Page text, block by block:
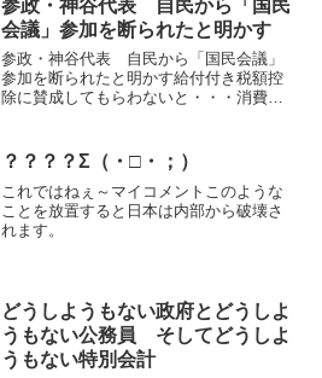
参政・神谷代表 自民から「国民
会議」参加を断られたと明かす
参政・神谷代表 自民から「国民会議」
参加を断られたと明かす給付付き税額控
除に賛成してもらわないと・・・消費税
政党の神谷代表は自民党から参加を断ら
れたことを明らかにしまし...
？？？？Σ（・□・；）
これではねぇ～マイコメントこのような
ことを放置すると日本は内部から破壊さ
れます。
どうしようもない政府とどうしよ
うもない公務員 そしてどうしよ
うもない特別会計￼